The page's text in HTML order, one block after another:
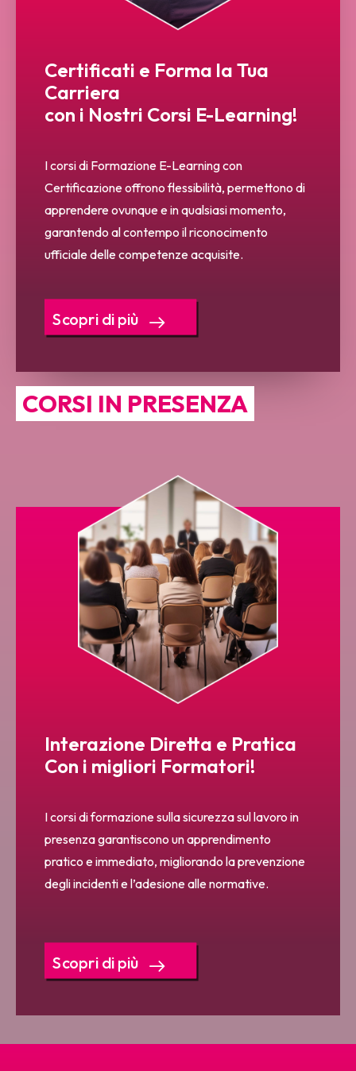
Certificati e Forma la Tua
Carriera
con i Nostri Corsi E-Learning!
I corsi di Formazione E-Learning con
Certificazione offrono flessibilità, permettono di
apprendere ovunque e in qualsiasi momento,
garantendo al contempo il riconocimento
ufficiale delle competenze acquisite.
Scopri di più
CORSI IN PRESENZA
Interazione Diretta e Pratica
Con i migliori Formatori!
I corsi di formazione sulla sicurezza sul lavoro in
presenza garantiscono un apprendimento
pratico e immediato, migliorando la prevenzione
degli incidenti e l’adesione alle normative.
Scopri di più